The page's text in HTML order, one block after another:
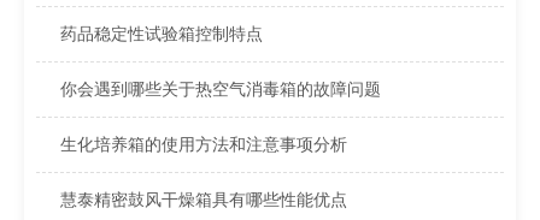
药品稳定性试验箱控制特点
你会遇到哪些关于热空气消毒箱的故障问题
生化培养箱的使用方法和注意事项分析
慧泰精密鼓风干燥箱具有哪些性能优点